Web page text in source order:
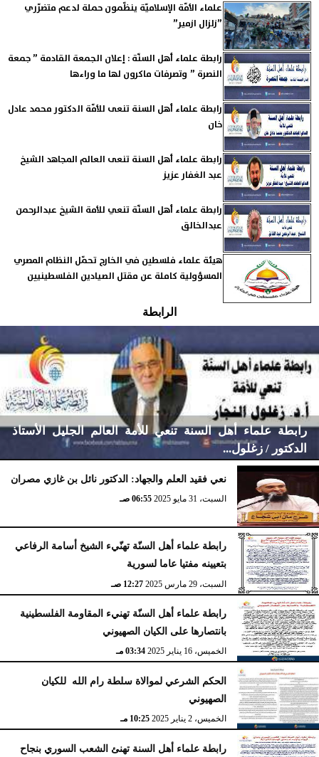
علماء الأمّة الإسلاميّة ينظّمون حملة لدعم متضرّري
”زلزال ازمير”
رابطة علماء أهل السنّة : إعلان الجمعة القادمة ” جمعة
النصرة ” وتصرفات ماكرون لها ما وراءها
رابطة علماء أهل السنة تنعى للأمّة الدكتور محمد عادل
خان
رابطة علماء أهل السنة تنعى العالم المجاهد الشيخ
عبد الغفار عزيز
رابطة علماء أهل السنّة تنعي للأمة الشيخ عبدالرحمن
عبدالخالق
هيئة علماء فلسطين في الخارج تحمّل النظام المصري
المسؤولية كاملة عن مقتل الصيادين الفلسطينيين
الرابطة
رابطة علماء أهل السنة تنعي للأمة العالم الجليل الأستاذ
الدكتور / زغلول...
الإثنين، 10 نوفمبر 2025
نعي فقيد العلم والجهاد: الدكتور نائل بن غازي مصران
السبت، 31 مايو 2025 06:55 صـ
رابطة علماء أهل السنّة تهنّيء الشيخ أسامة الرفاعي
بتعيينه مفتيا عاما لسورية
السبت، 29 مارس 2025 12:27 صـ
رابطة علماء أهل السنّة تهنيء المقاومة الفلسطينية
بانتصارها على الكيان الصهيوني
الخميس، 16 يناير 2025 03:34 مـ
الحكم الشرعي لموالاة سلطة رام الله للكيان
الصهيوني
الخميس، 2 يناير 2025 10:25 مـ
رابطة علماء أهل السنة تهنئ الشعب السوري بنجاح